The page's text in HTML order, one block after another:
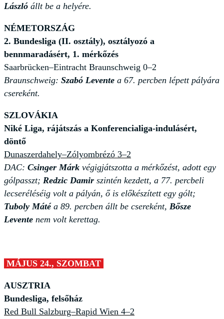
László állt be a helyére.
NÉMETORSZÁG
2. Bundesliga (II. osztály), osztályozó a
bennmaradásért, 1. mérkőzés
Saarbrücken–Eintracht Braunschweig 0–2
Braunschweig: Szabó Levente a 67. percben lépett pályára
csereként.
SZLOVÁKIA
Niké Liga, rájátszás a Konferencialiga-indulásért,
döntő
Dunaszerdahely–Zólyombrézó 3–2
DAC: Csinger Márk végigjátszotta a mérkőzést, adott egy
gólpasszt; Redzic Damir szintén kezdett, a 77. percbeli
lecseréléséig volt a pályán, ő is előkészített egy gólt;
Tuboly Máté a 89. percben állt be csereként, Bősze
Levente nem volt kerettag.
MÁJUS 24., SZOMBAT
AUSZTRIA
Bundesliga, felsőház
Red Bull Salzburg–Rapid Wien 4–2